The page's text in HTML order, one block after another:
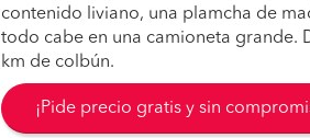
contenido liviano, una plamcha de
todo cabe en una camioneta grande.
km de colbún.
¡Pide precio gratis y sin